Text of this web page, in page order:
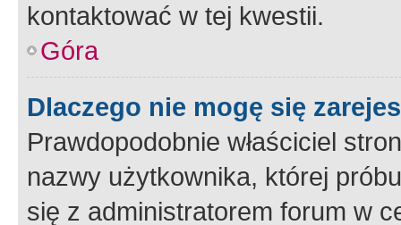
kontaktować w tej kwestii.
Góra
Dlaczego nie mogę się
Prawdopodobnie właściciel
nazwy użytkownika, której
się z administratorem forum w